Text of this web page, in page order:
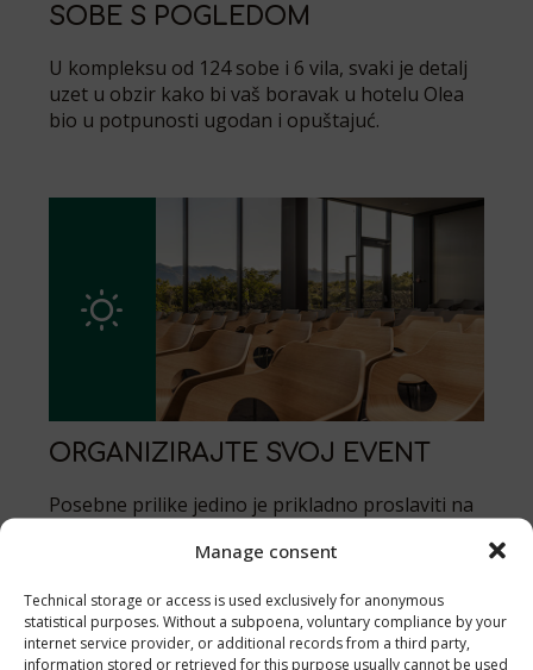
Manage consent
Technical storage or access is used exclusively for anonymous
statistical purposes. Without a subpoena, voluntary compliance by your
internet service provider, or additional records from a third party,
information stored or retrieved for this purpose usually cannot be used
SOBE S POGLEDOM
U kompleksu od 124 sobe i 6 vila, svaki je detalj
uzet u obzir kako bi vaš boravak u hotelu Olea
bio u potpunosti ugodan i opuštajuć.
ORGANIZIRAJTE SVOJ EVENT
Posebne prilike jedino je prikladno proslaviti na